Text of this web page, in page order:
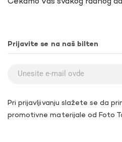
Prijavite se na naš bilten
Pri prijavljivanju slažete se da
promotivne materijale od Foto